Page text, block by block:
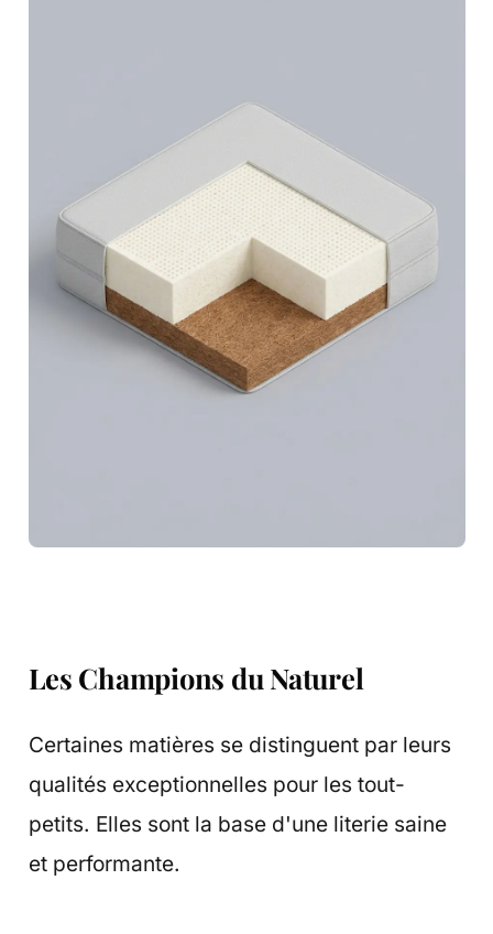
Les Champions du Naturel
Certaines matières se distinguent par leurs
qualités exceptionnelles pour les tout-
petits. Elles sont la base d'une literie saine
et performante.